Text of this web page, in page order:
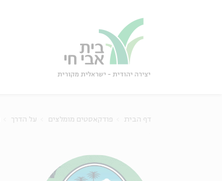
דף הבית פודקאסטים מומלצים על הדרך